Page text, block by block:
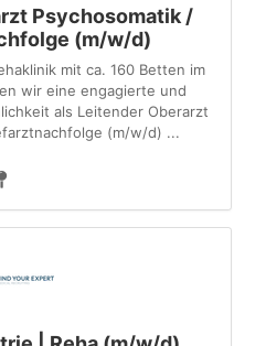
Psychosomatik /
(m/w/d)
mit ca. 160 Betten im
wir eine engagierte und
als Leitender Oberarzt
(m/w/d) ...